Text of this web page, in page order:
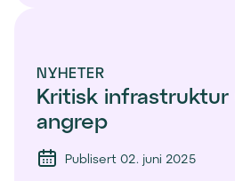
NYHETER
Kritisk infrastruktur
angrep
Publisert 02. juni 2025